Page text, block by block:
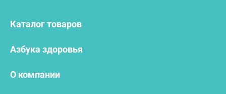
Каталог товаров
Азбука здоровья
О компании